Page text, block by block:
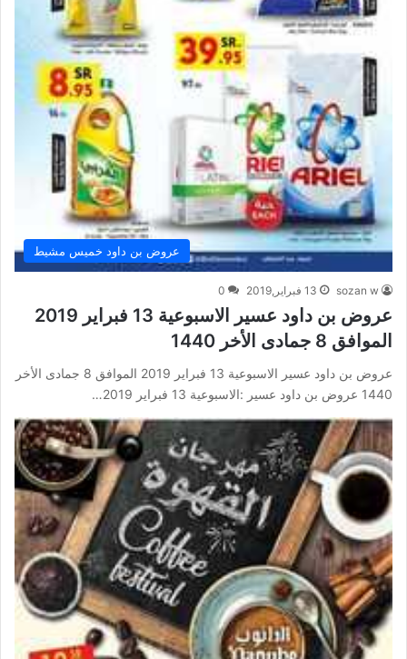
عروض بن داود خميس مشيط
sozan w 13 فبراير,2019 0
عروض بن داود عسير الاسبوعية 13 فبراير 2019
الموافق 8 جمادى الأخر 1440
عروض بن داود عسير الاسبوعية 13 فبراير 2019 الموافق 8 جمادى الأخر
1440 عروض بن داود عسير :الاسبوعية 13 فبراير 2019…